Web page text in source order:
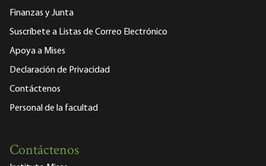
Finanzas y Junta
Suscríbete a Listas de Correo Electrónico
Apoya a Mises
Declaración de Privacidad
Contáctenos
Personal de la facultad
Contáctenos